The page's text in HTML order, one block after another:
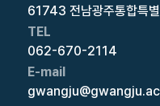
61743 전남광주통합특
TEL
062-670-2114
E-mail